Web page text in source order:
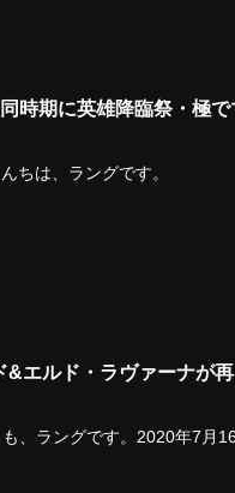
時期に英雄降臨祭・極で
ちは、ラングです。
&エルド・ラヴァーナが再
、ラングです。2020年7月16